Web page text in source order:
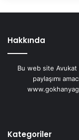
Hakkında
Bu web site Avukat
paylaşımı
Kategoriler